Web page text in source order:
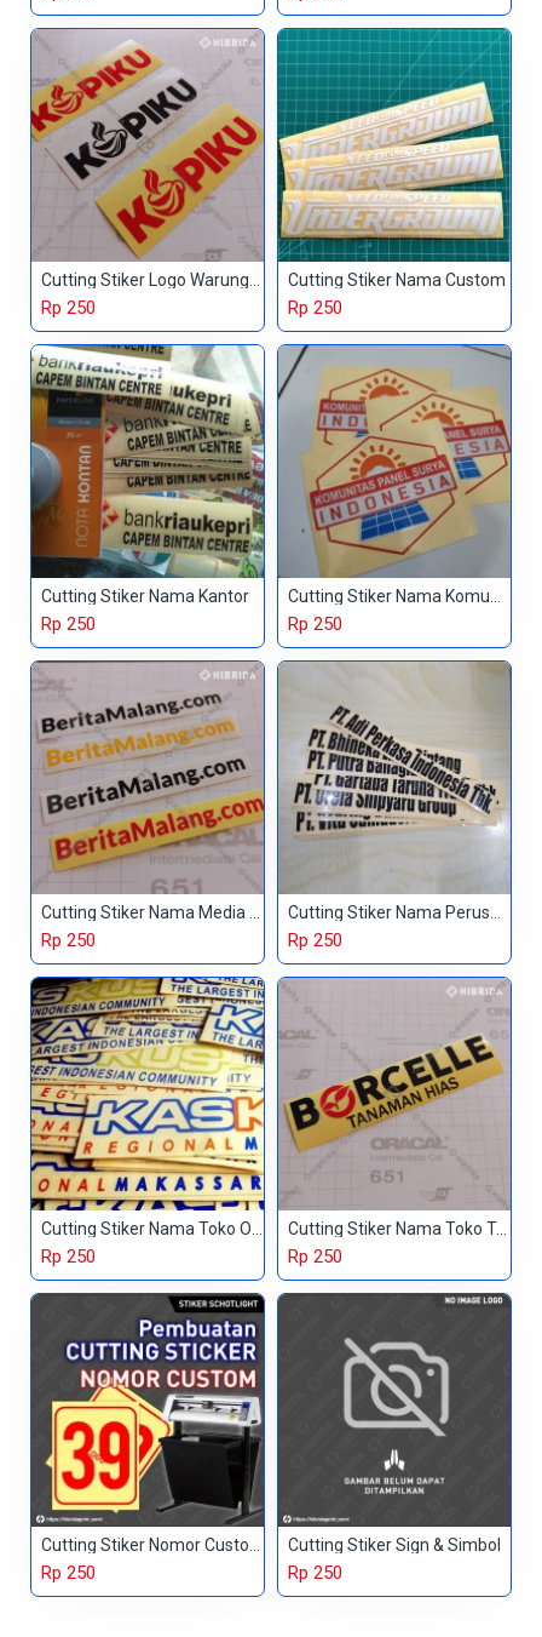
Rp 250
Cutting Stiker Nama Custom
Rp 250
Cutting Stiker Nama Kantor
Rp 250 Rp 250
Rp 250 Rp 250
Rp 250
Cutting Stiker Nama Toko Tanaman Hias
Rp 250
Rp 250
Cutting Stiker Sign & Simbol
Rp 250